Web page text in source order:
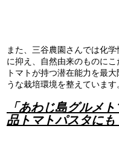
また、三谷農園さんでは化
に抑え、自然由来のものにこ
トマトが持つ潜在能力を最
うな栽培環境を整えています
「あわじ島グルメ
品トマトパスタにも